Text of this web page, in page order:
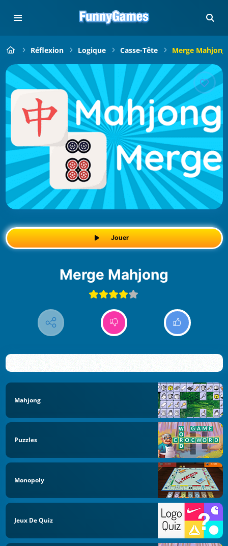
Réflexion Logique Casse-Tête Merge Mahjong
Jouer
Merge Mahjong
Mahjong
Puzzles
Monopoly
Jeux De Quiz